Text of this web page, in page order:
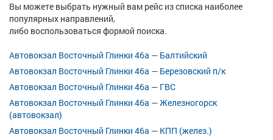
Вы можете выбрать нужный вам рейс из списка наиболее
популярных направлений,
либо воспользоваться формой поиска.
Автовокзал Восточный Глинки 46а — Балтийский
Автовокзал Восточный Глинки 46а — Березовский п/к
Автовокзал Восточный Глинки 46а — ГВС
Автовокзал Восточный Глинки 46а — Железногорск
(автовокзал)
Автовокзал Восточный Глинки 46а — КПП (желез.)